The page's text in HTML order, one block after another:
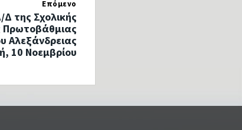
Επόμενο
Δ της Σχολικής
Πρωτοβάθμιας
Αλεξάνδρειας
10 Νοεμβρίου